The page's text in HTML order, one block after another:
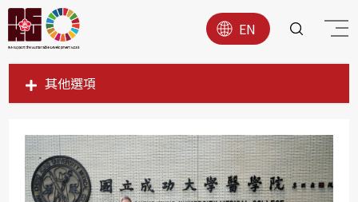
EN
其他選項
SDG1
SDG3
SDG4